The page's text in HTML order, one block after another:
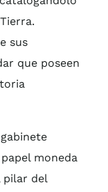
sus
que poseen
moneda
pilar del